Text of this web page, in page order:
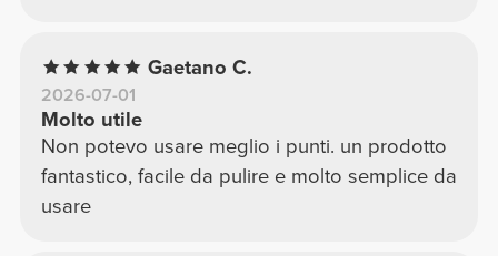
Gaetano C.
2026-07-01
Molto utile
Non potevo usare meglio i punti. un prodotto
fantastico, facile da pulire e molto semplice da
usare